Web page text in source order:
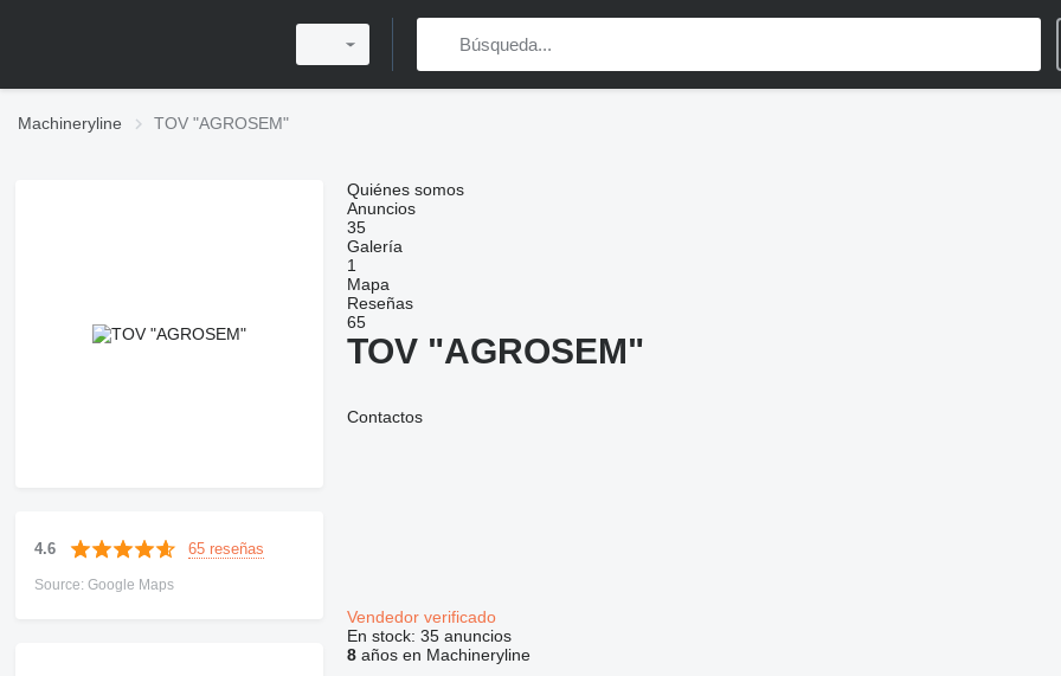
Machineryline TOV "AGROSEM"
4.6 65 reseñas
Source: Google Maps
Quiénes somos
Anuncios
35
Galería
1
Mapa
Reseñas
65
TOV "AGROSEM"
Contactos
Vendedor verificado
En stock: 35 anuncios
8años en Machineryline